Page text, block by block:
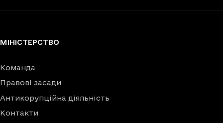
МІНІСТЕРСТВО
Команда
Правові засади
Антикорупційна діяльність
Контакти